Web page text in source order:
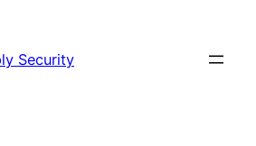
Security